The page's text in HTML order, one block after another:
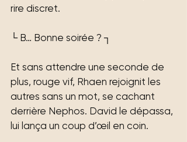
rire discret.
└ B… Bonne soirée ? ┐
Et sans attendre une seconde de
plus, rouge vif, Rhaen rejoignit les
autres sans un mot, se cachant
derrière Nephos. David le dépassa,
lui lança un coup d’œil en coin.